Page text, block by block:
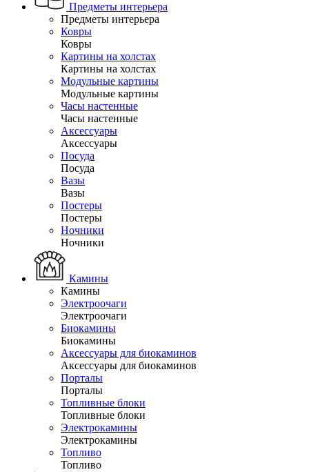
Предметы интерьера
Предметы интерьера
Ковры
Ковры
Картины на холстах
Картины на холстах
Модульные картины
Модульные картины
Часы настенные
Часы настенные
Аксессуары
Аксессуары
Посуда
Посуда
Вазы
Вазы
Постеры
Постеры
Ночники
Ночники
Камины
Камины
Электроочаги
Электроочаги
Биокамины
Биокамины
Аксессуары для биокаминов
Аксессуары для биокаминов
Порталы
Порталы
Топливные блоки
Топливные блоки
Электрокамины
Электрокамины
Топливо
Топливо